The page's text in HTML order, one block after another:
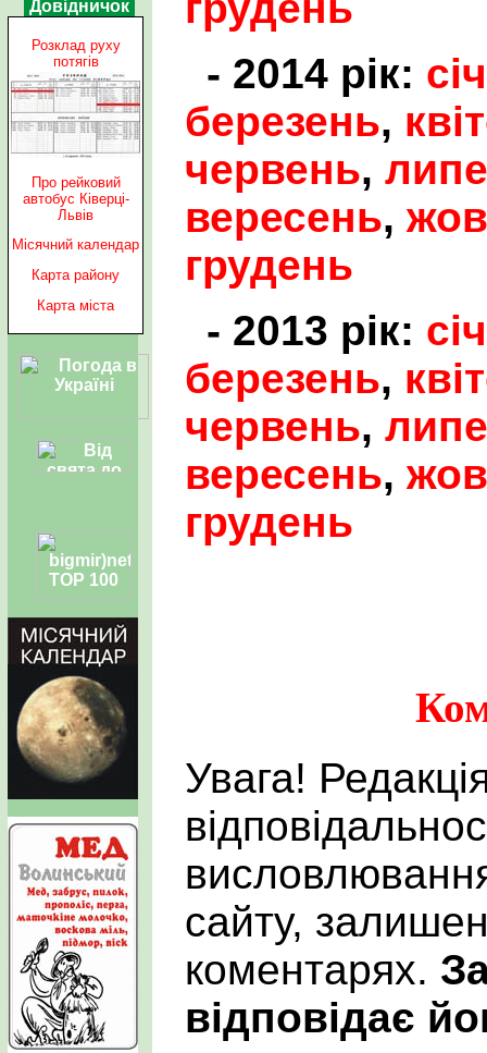
Довідничок
Розклад руху
потягів
Про рейковий
автобус Ківерці-
Львів
Місячний календар
Карта району
Карта міста
- 2014 рік:
березень,
червень,
вересень,
грудень
- 2013 рік:
березень,
червень,
вересень,
грудень
Увага!
сайту,
коментарях.
відповідає